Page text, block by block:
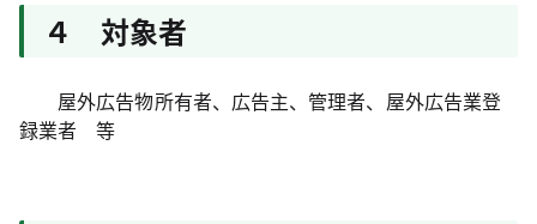
４ 対象者
屋外広告物所有者、広告主、管理者、屋外広告業登
録業者 等